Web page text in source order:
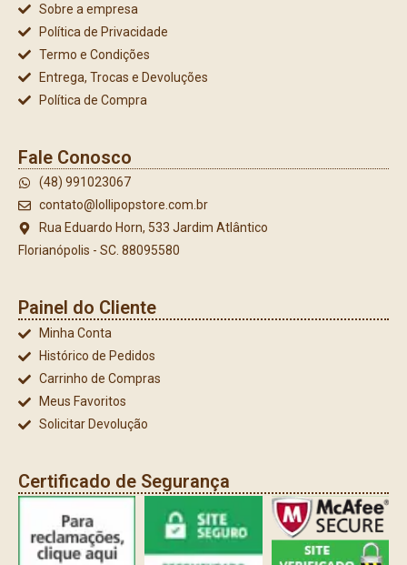
Sobre a empresa
Política de Privacidade
Termo e Condições
Entrega, Trocas e Devoluções
Política de Compra
Fale Conosco
(48) 991023067
contato@lollipopstore.com.br
Rua Eduardo Horn, 533 Jardim Atlântico
Florianópolis - SC. 88095580
Painel do Cliente
Minha Conta
Histórico de Pedidos
Carrinho de Compras
Meus Favoritos
Solicitar Devolução
Certificado de Segurança